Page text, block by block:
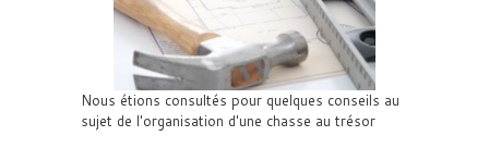
Nous étions consultés pour quelques conseils au
sujet de l'organisation d'une chasse au trésor